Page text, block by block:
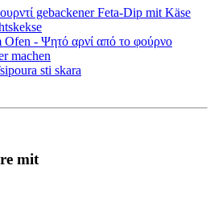
gebackener Feta-Dip mit Käse
Ofen - Ψητό αρνί από το φούρνο
machen
sti skara
mit